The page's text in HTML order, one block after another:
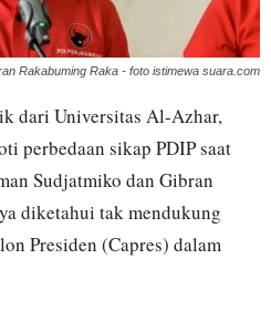
Rakabuming Raka - foto istimewa suara.com
dari Universitas Al-Azhar,
perbedaan sikap PDIP saat
Sudjatmiko dan Gibran
diketahui tak mendukung
Presiden (Capres) dalam